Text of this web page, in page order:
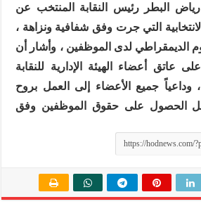
البطر رئيس النقابة المنتخب عن
التي جرت وفق شفافية ونزاهة ،
الديمقراطي لدى الموظفين ، وأشار أن
عاتق أعضاء الهيئة الإدارية للنقابة
وداعياً جميع الأعضاء إلى العمل بروح
الحصول على حقوق الموظفين وفق